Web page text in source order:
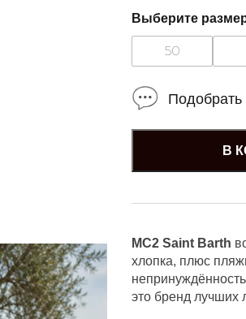
MC2 Saint Barth
хлопка, плюс
это бренд лучших
Выберите
50
В